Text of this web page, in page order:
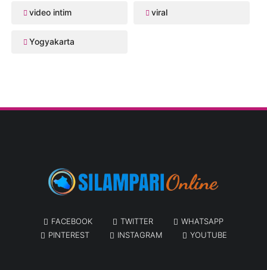
video intim viral
Yogyakarta
FACEBOOK TWITTER
WHATSAPP
PINTEREST
INSTAGRAM YOUTUBE